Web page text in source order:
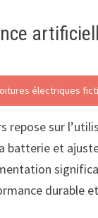
électriques
repose sur
et
durable